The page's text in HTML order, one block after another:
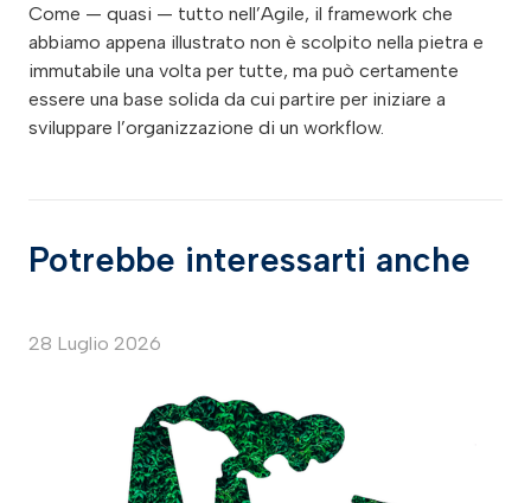
Come — quasi — tutto nell’Agile, il framework che
abbiamo appena illustrato non è scolpito nella pietra e
immutabile una volta per tutte, ma può certamente
essere una base solida da cui partire per iniziare a
sviluppare l’organizzazione di un workflow.
Potrebbe interessarti anche
28 Luglio 2026